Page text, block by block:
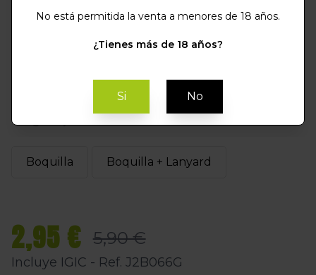
Elegir Opción
Boquilla Boquilla + Lanyard
2,95 € 5,90 €
Incluye IGIC - Ref. J2B066G
No está permitida la venta a menores de 18 años.
¿Tienes más de 18 años?
Si No